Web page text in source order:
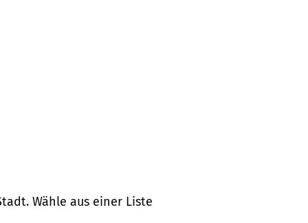
Wähle aus einer Liste